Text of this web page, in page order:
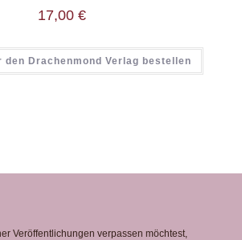
17,00 €
den Drachenmond Verlag bestellen
Veröffentlichungen verpassen möchtest,